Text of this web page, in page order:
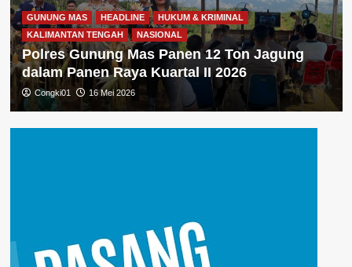
GUNUNG MAS HEADLINE
HUKUM & KRIMINAL
KALIMANTAN TENGAH
NASIONAL
Polres Gunung Mas Panen 12 Ton Jagung
dalam Panen Raya Kuartal II 2026
Congki01 16 Mei 2026